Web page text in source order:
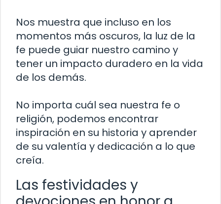
Nos muestra que incluso en los
momentos más oscuros, la luz de la
fe puede guiar nuestro camino y
tener un impacto duradero en la vida
de los demás.
No importa cuál sea nuestra fe o
religión, podemos encontrar
inspiración en su historia y aprender
de su valentía y dedicación a lo que
creía.
Las festividades y